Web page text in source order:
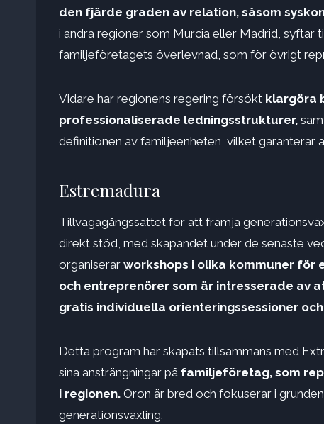
den fjärde graden av relation, såsom
i andra regioner som Murcia eller Madrid, syftar
familjeföretagets överlevnad, som för övrigt
Vidare har regionens regering försökt klargöra
professionaliserade ledningsstrukturer,
definitionen av familjeenheten, vilket
Estremadura
Tillvägagångssättet för att främja
direkt stöd, med skapandet under de senaste
organiserar workshops i olika kommuner
och entreprenörer som är intresserade av
gratis individuella orienteringssessioner
Detta program har skapats tillsammans med
sina ansträngningar på familjeföretag, som
i regionen. Oron är bred och fokuserar i
generationsväxling.